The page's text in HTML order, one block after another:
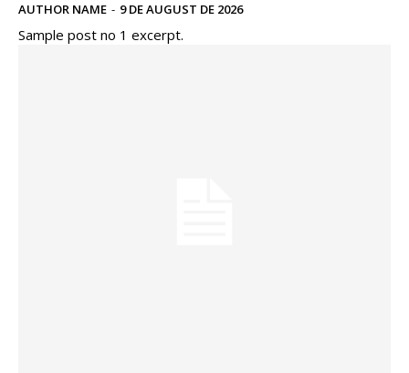
AUTHOR NAME - 9 DE AUGUST DE 2026
Sample post no 1 excerpt.